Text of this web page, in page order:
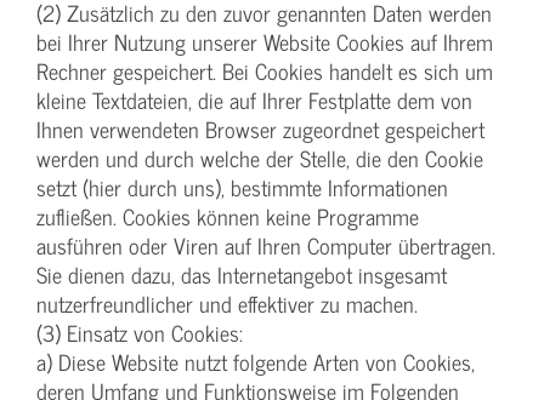
(2) Zusätzlich zu den zuvor genannten Daten werden
bei Ihrer Nutzung unserer Website Cookies auf Ihrem
Rechner gespeichert. Bei Cookies handelt es sich um
kleine Textdateien, die auf Ihrer Festplatte dem von
Ihnen verwendeten Browser zugeordnet gespeichert
werden und durch welche der Stelle, die den Cookie
setzt (hier durch uns), bestimmte Informationen
zufließen. Cookies können keine Programme
ausführen oder Viren auf Ihren Computer übertragen.
Sie dienen dazu, das Internetangebot insgesamt
nutzerfreundlicher und effektiver zu machen.
(3) Einsatz von Cookies:
a) Diese Website nutzt folgende Arten von Cookies,
deren Umfang und Funktionsweise im Folgenden